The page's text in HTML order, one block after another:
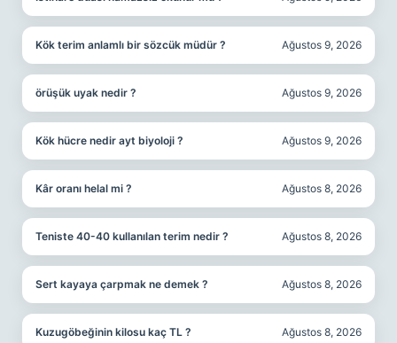
Kök terim anlamlı bir sözcük müdür ? Ağustos 9, 2026
örüşük uyak nedir ? Ağustos 9, 2026
Kök hücre nedir ayt biyoloji ? Ağustos 9, 2026
Kâr oranı helal mi ? Ağustos 8, 2026
Teniste 40-40 kullanılan terim nedir ? Ağustos 8, 2026
Sert kayaya çarpmak ne demek ? Ağustos 8, 2026
Kuzugöbeğinin kilosu kaç TL ? Ağustos 8, 2026